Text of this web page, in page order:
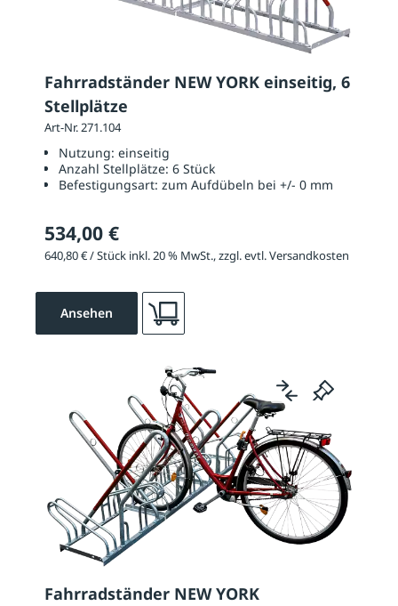
Fahrradständer NEW YORK einseitig, 6
Stellplätze
Art-Nr. 271.104
Nutzung: einseitig
Anzahl Stellplätze: 6 Stück
Befestigungsart: zum Aufdübeln bei +/- 0 mm
534,00 €
640,80 € / Stück inkl. 20 % MwSt., zzgl. evtl. Versandkosten
Ansehen
Fahrradständer NEW YORK